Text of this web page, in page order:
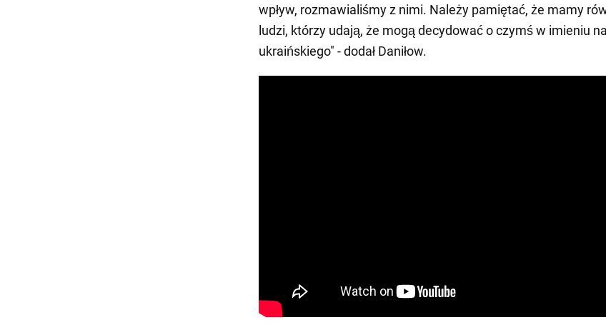
wpływ, rozmawialiśmy z nimi. Należy pamiętać, że mamy
ludzi, którzy udają, że mogą decydować o czymś w imieniu
ukraińskiego" - dodał Daniłow.